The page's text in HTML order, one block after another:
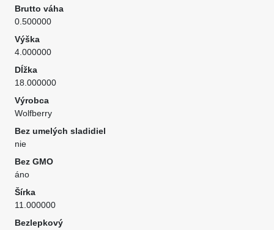
Brutto váha
0.500000
Výška
4.000000
Dĺžka
18.000000
Výrobca
Wolfberry
Bez umelých sladidiel
nie
Bez GMO
áno
Šírka
11.000000
Bezlepkový